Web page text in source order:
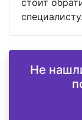
стоит
специалисту.
Не